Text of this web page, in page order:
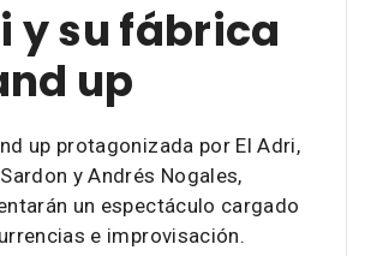
y su fábrica
up
up protagonizada por El Adri,
y Andrés Nogales,
un espectáculo cargado
e improvisación.